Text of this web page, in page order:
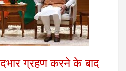
ग्रहण करने के बाद